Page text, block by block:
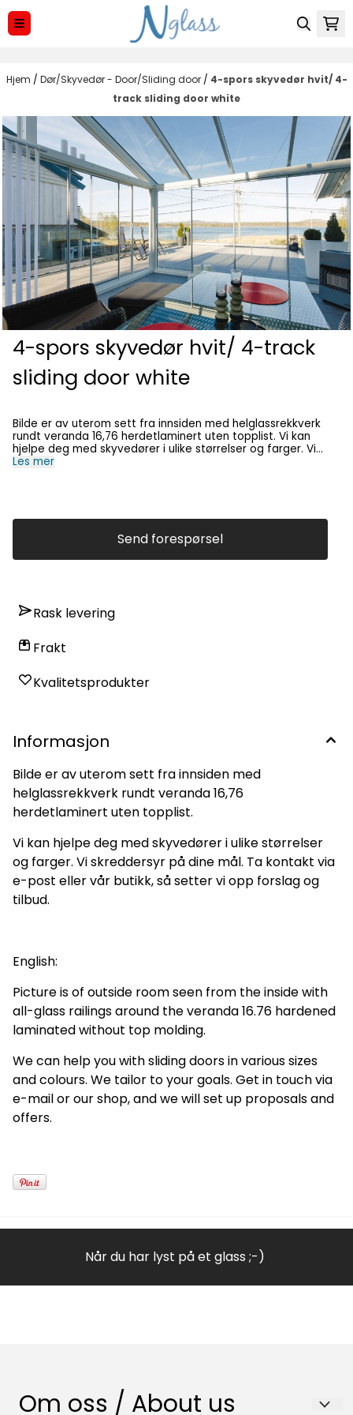
Hopp til innhold
Hjem / Dør/Skyvedør - Door/Sliding door / 4-spors skyvedør hvit/ 4-
track sliding door white
4-spors skyvedør hvit/ 4-track
sliding door white
Bilde er av uterom sett fra innsiden med helglassrekkverk
rundt veranda 16,76 herdetlaminert uten topplist. Vi kan
hjelpe deg med skyvedører i ulike størrelser og farger. Vi
skreddersyr på dine mål. Ta kontakt via e-post eller vår
and colours. We tailor to your goals. Get in touch via e-mail
or our shop, and we will set up proposals and offers.
Les mer
Send forespørsel
Rask levering
Frakt
Kvalitetsprodukter
Informasjon
Bilde er av uterom sett fra innsiden med
helglassrekkverk rundt veranda 16,76
herdetlaminert uten topplist.
Vi kan hjelpe deg med skyvedører i ulike størrelser
og farger. Vi skreddersyr på dine mål. Ta kontakt via
e-post eller vår butikk, så setter vi opp forslag og
tilbud.
English:
Picture is of outside room seen from the inside with
all-glass railings around the veranda 16.76 hardened
laminated without top molding.
We can help you with sliding doors in various sizes
and colours. We tailor to your goals. Get in touch via
e-mail or our shop, and we will set up proposals and
offers.
Når du har lyst på et glass ;-)
Om oss / About us